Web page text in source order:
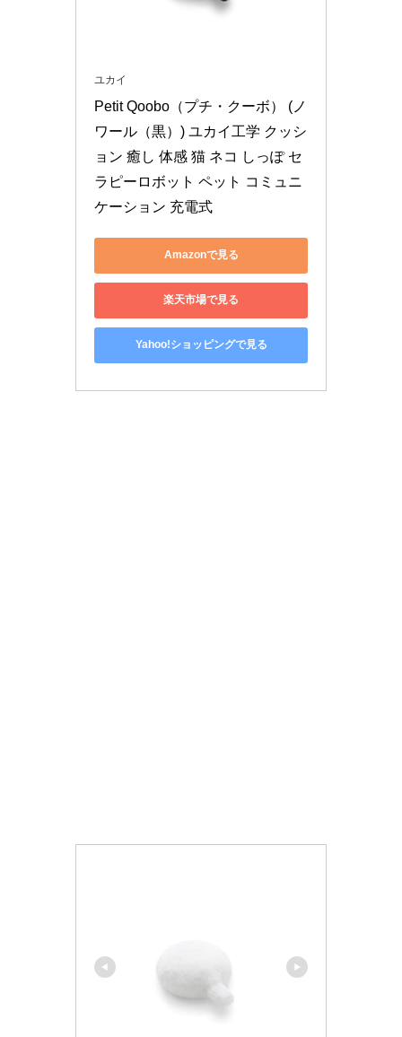
ユカイ
Petit Qoobo（プチ・クーボ） (ノ
ワール（黒）) ユカイ工学 クッシ
ョン 癒し 体感 猫 ネコ しっぽ セ
ラピーロボット ペット コミュニ
ケーション 充電式
Amazonで見る
楽天市場で見る
Yahoo!ショッピングで見る